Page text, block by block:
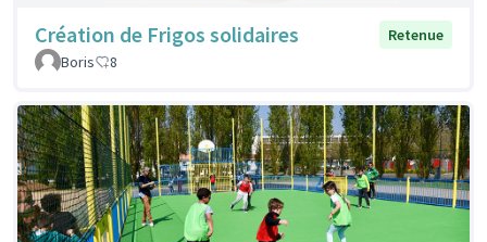
Création de Frigos solidaires
Retenue
Boris
8